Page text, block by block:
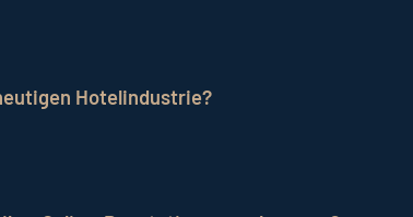
Hotelindustrie?